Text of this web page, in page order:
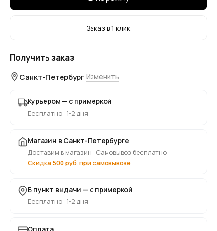
Заказ в 1 клик
Получить заказ
Санкт-Петербург Изменить
Курьером — с примеркой
Бесплатно · 1-2 дня
Магазин в Санкт-Петербурге
Доставим в магазин · Самовывоз бесплатно
Скидка 500 руб. при самовывозе
В пункт выдачи — с примеркой
Бесплатно · 1-2 дня
Оплата